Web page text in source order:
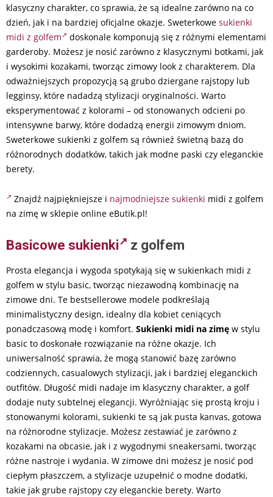
klasyczny charakter, co sprawia, że są idealne zarówno na co
dzień, jak i na bardziej oficjalne okazje. Sweterkowe sukienki
midi z golfem
doskonale komponują się z różnymi elementami
garderoby. Możesz je nosić zarówno z klasycznymi botkami, jak
i wysokimi kozakami, tworząc zimowy look z charakterem. Dla
odważniejszych propozycją są grubo dziergane rajstopy lub
legginsy, które nadadzą stylizacji oryginalności. Warto
eksperymentować z kolorami – od stonowanych odcieni po
intensywne barwy, które dodadzą energii zimowym dniom.
Sweterkowe sukienki z golfem są również świetną bazą do
różnorodnych dodatków, takich jak modne paski czy eleganckie
berety.
Znajdź najpiękniejsze i najmodniejsze sukienki midi z golfem
na zimę w sklepie online eButik.pl!
Basicowe sukienki z golfem
Prosta elegancja i wygoda spotykają się w sukienkach midi z
golfem w stylu basic, tworząc niezawodną kombinację na
zimowe dni. Te bestsellerowe modele podkreślają
minimalistyczny design, idealny dla kobiet ceniących
ponadczasową modę i komfort. Sukienki midi na zimę w stylu
basic to doskonałe rozwiązanie na różne okazje. Ich
uniwersalność sprawia, że mogą stanowić bazę zarówno
codziennych, casualowych stylizacji, jak i bardziej eleganckich
outfitów. Długość midi nadaje im klasyczny charakter, a golf
dodaje nuty subtelnej elegancji. Wyróżniając się prostą kroju i
stonowanymi kolorami, sukienki te są jak pusta kanvas, gotowa
na różnorodne stylizacje. Możesz zestawiać je zarówno z
kozakami na obcasie, jak i z wygodnymi sneakersami, tworząc
różne nastroje i wydania. W zimowe dni możesz je nosić pod
ciepłym płaszczem, a stylizacje uzupełnić o modne dodatki,
takie jak grube rajstopy czy eleganckie berety. Warto